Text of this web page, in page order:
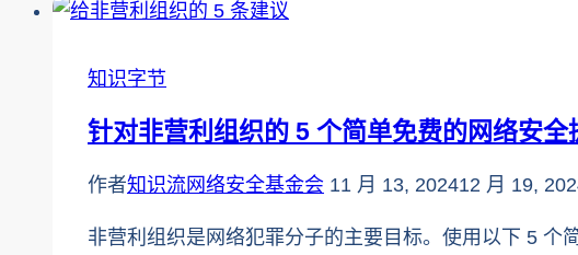
顾：
字
扫
激
知识字节
针对非营利组织的 5 个简单免费的网络安全
作者知识流网络安全基金会 11 月 13, 202412 月 19,
非营利组织是网络犯罪分子的主要目标。使用以下 5 个